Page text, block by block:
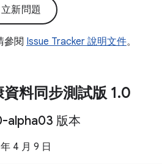
新問題
參閱 Issue Tracker 說明文件。
料同步測試版 1.0
alpha03 版本
4 月 9 日